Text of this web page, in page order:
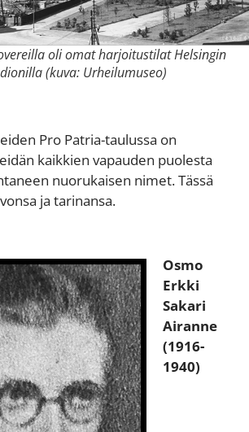
oli omat harjoitustilat Helsingin
(kuva: Urheilumuseo)
Pro Patria-taulussa on
kaikkien vapauden puolesta
nuorukaisen nimet. Tässä
ja tarinansa.
Osmo
Erkki
Sakari
Airanne
(1916-
1940)